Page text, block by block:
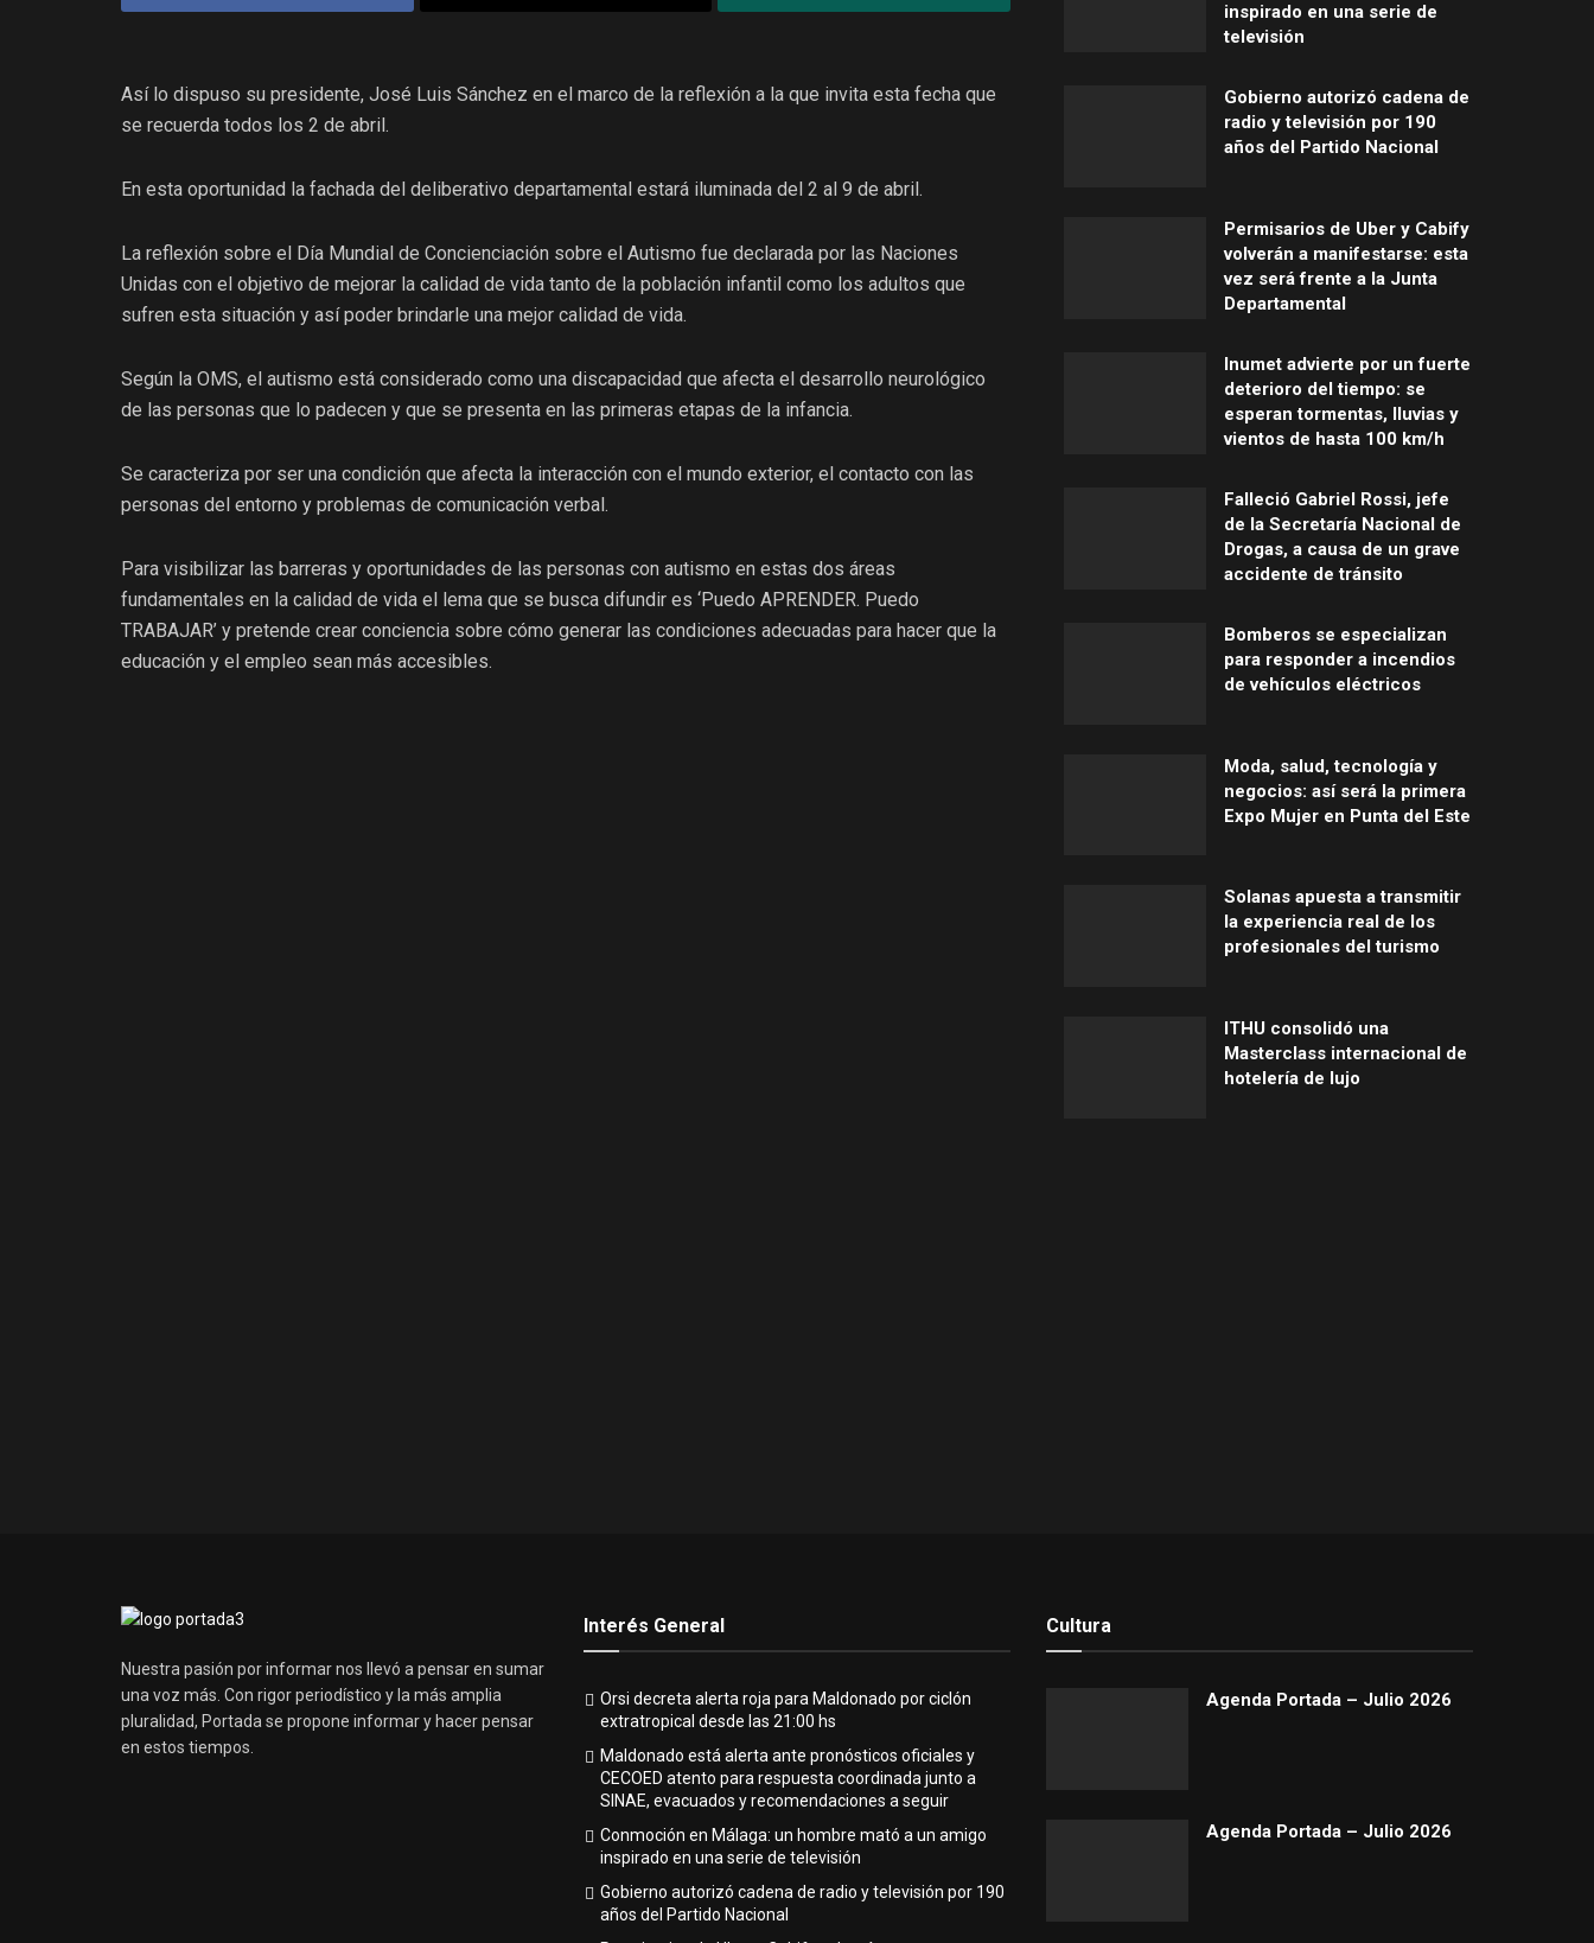
Así lo dispuso su presidente, José Luis Sánchez en el marco de la reflexión a la que invita esta fecha que
se recuerda todos los 2 de abril.
En esta oportunidad la fachada del deliberativo departamental estará iluminada del 2 al 9 de abril.
La reflexión sobre el Día Mundial de Concienciación sobre el Autismo fue declarada por las Naciones
Unidas con el objetivo de mejorar la calidad de vida tanto de la población infantil como los adultos que
sufren esta situación y así poder brindarle una mejor calidad de vida.
Según la OMS, el autismo está considerado como una discapacidad que afecta el desarrollo neurológico
de las personas que lo padecen y que se presenta en las primeras etapas de la infancia.
Se caracteriza por ser una condición que afecta la interacción con el mundo exterior, el contacto con las
personas del entorno y problemas de comunicación verbal.
Para visibilizar las barreras y oportunidades de las personas con autismo en estas dos áreas
fundamentales en la calidad de vida el lema que se busca difundir es ‘Puedo APRENDER. Puedo
TRABAJAR’ y pretende crear conciencia sobre cómo generar las condiciones adecuadas para hacer que la
educación y el empleo sean más accesibles.
inspirado en una serie de
televisión
Gobierno autorizó cadena de
radio y televisión por 190
años del Partido Nacional
Permisarios de Uber y Cabify
volverán a manifestarse: esta
vez será frente a la Junta
Departamental
Inumet advierte por un fuerte
deterioro del tiempo: se
esperan tormentas, lluvias y
vientos de hasta 100 km/h
Falleció Gabriel Rossi, jefe
de la Secretaría Nacional de
Drogas, a causa de un grave
accidente de tránsito
Bomberos se especializan
para responder a incendios
de vehículos eléctricos
Moda, salud, tecnología y
negocios: así será la primera
Expo Mujer en Punta del Este
Solanas apuesta a transmitir
la experiencia real de los
profesionales del turismo
ITHU consolidó una
Masterclass internacional de
hotelería de lujo
Nuestra pasión por informar nos llevó a pensar en sumar
una voz más. Con rigor periodístico y la más amplia
pluralidad, Portada se propone informar y hacer pensar
en estos tiempos.
Interés General
Orsi decreta alerta roja para Maldonado por ciclón
extratropical desde las 21:00 hs
Maldonado está alerta ante pronósticos oficiales y
CECOED atento para respuesta coordinada junto a
SINAE, evacuados y recomendaciones a seguir
Conmoción en Málaga: un hombre mató a un amigo
inspirado en una serie de televisión
Gobierno autorizó cadena de radio y televisión por 190
años del Partido Nacional
Cultura
Agenda Portada – Julio 2026
Agenda Portada – Julio 2026